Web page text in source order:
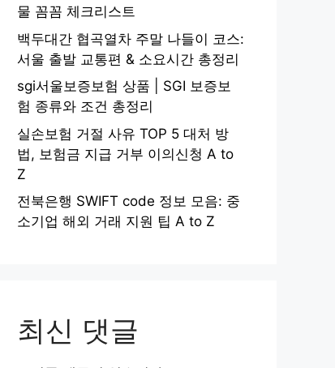
물 꼼꼼 체크리스트
백두대간 협곡열차 주말 나들이 코스:
서울 출발 교통편 & 소요시간 총정리
sgi서울보증보험 상품 | SGI 보증보
험 종류와 조건 총정리
실손보험 거절 사유 TOP 5 대처 방
법, 보험금 지급 거부 이의신청 A to
Z
전북은행 SWIFT code 정보 모음: 중
소기업 해외 거래 지원 팁 A to Z
최신 댓글